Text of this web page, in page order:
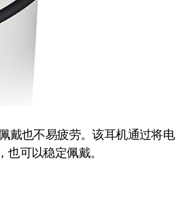
戴也不易疲劳。该耳机通过将电
也可以稳定佩戴。